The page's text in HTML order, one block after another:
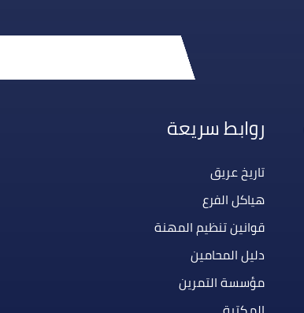
روابط سريعة
تاريخ عريق
هياكل الفرع
قوانين تنظيم المهنة
دليل المحامين
مؤسسة التمرين